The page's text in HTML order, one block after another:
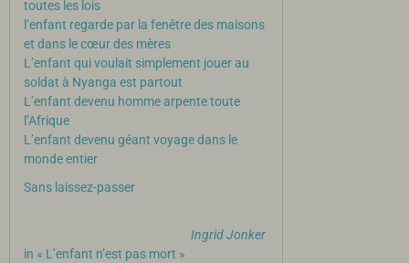
toutes les lois
l’enfant regarde par la fenêtre des maisons
et dans le cœur des mères
L’enfant qui voulait simplement jouer au
soldat à Nyanga est partout
L’enfant devenu homme arpente toute
l’Afrique
L’enfant devenu géant voyage dans le
monde entier
Sans laissez-passer
IngridJonker
in « L’enfant n’est pas mort »